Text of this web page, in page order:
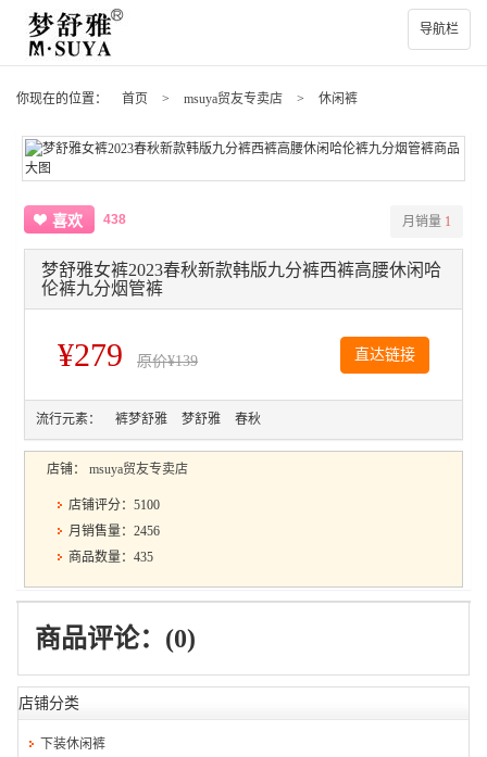
导航栏
你现在的位置： 首页 > msuya贸友专卖店 > 休闲裤
喜欢 438 月销量 1
梦舒雅女裤2023春秋新款韩版九分裤西裤高腰休闲哈
伦裤九分烟管裤
¥279 原价¥139 直达链接
流行元素： 裤梦舒雅 梦舒雅 春秋
店铺： msuya贸友专卖店
店铺评分：5100
月销售量：2456
商品数量：435
商品评论：(0)
店铺分类
下装休闲裤